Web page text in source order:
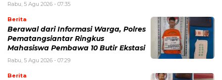
Rabu, 5 Agu 2026 - 07:35
Berita
Berawal dari Informasi Warga, Polres
Pematangsiantar Ringkus
Mahasiswa Pembawa 10 Butir Ekstasi
Rabu, 5 Agu 2026 - 07:29
Berita